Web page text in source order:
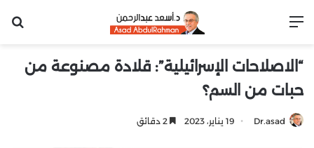
“الاصلاحات الإسرائيلية”: قلادة مصنوعة من
حبات من السم؟
Dr.asad 19 يناير، 2023